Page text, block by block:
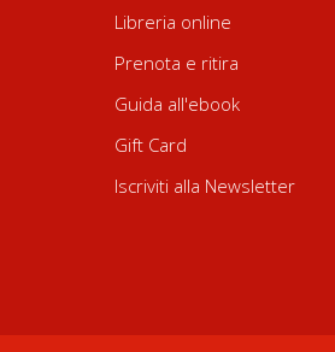
Libreria online
Prenota e ritira
Guida all'ebook
Gift Card
Iscriviti alla Newsletter